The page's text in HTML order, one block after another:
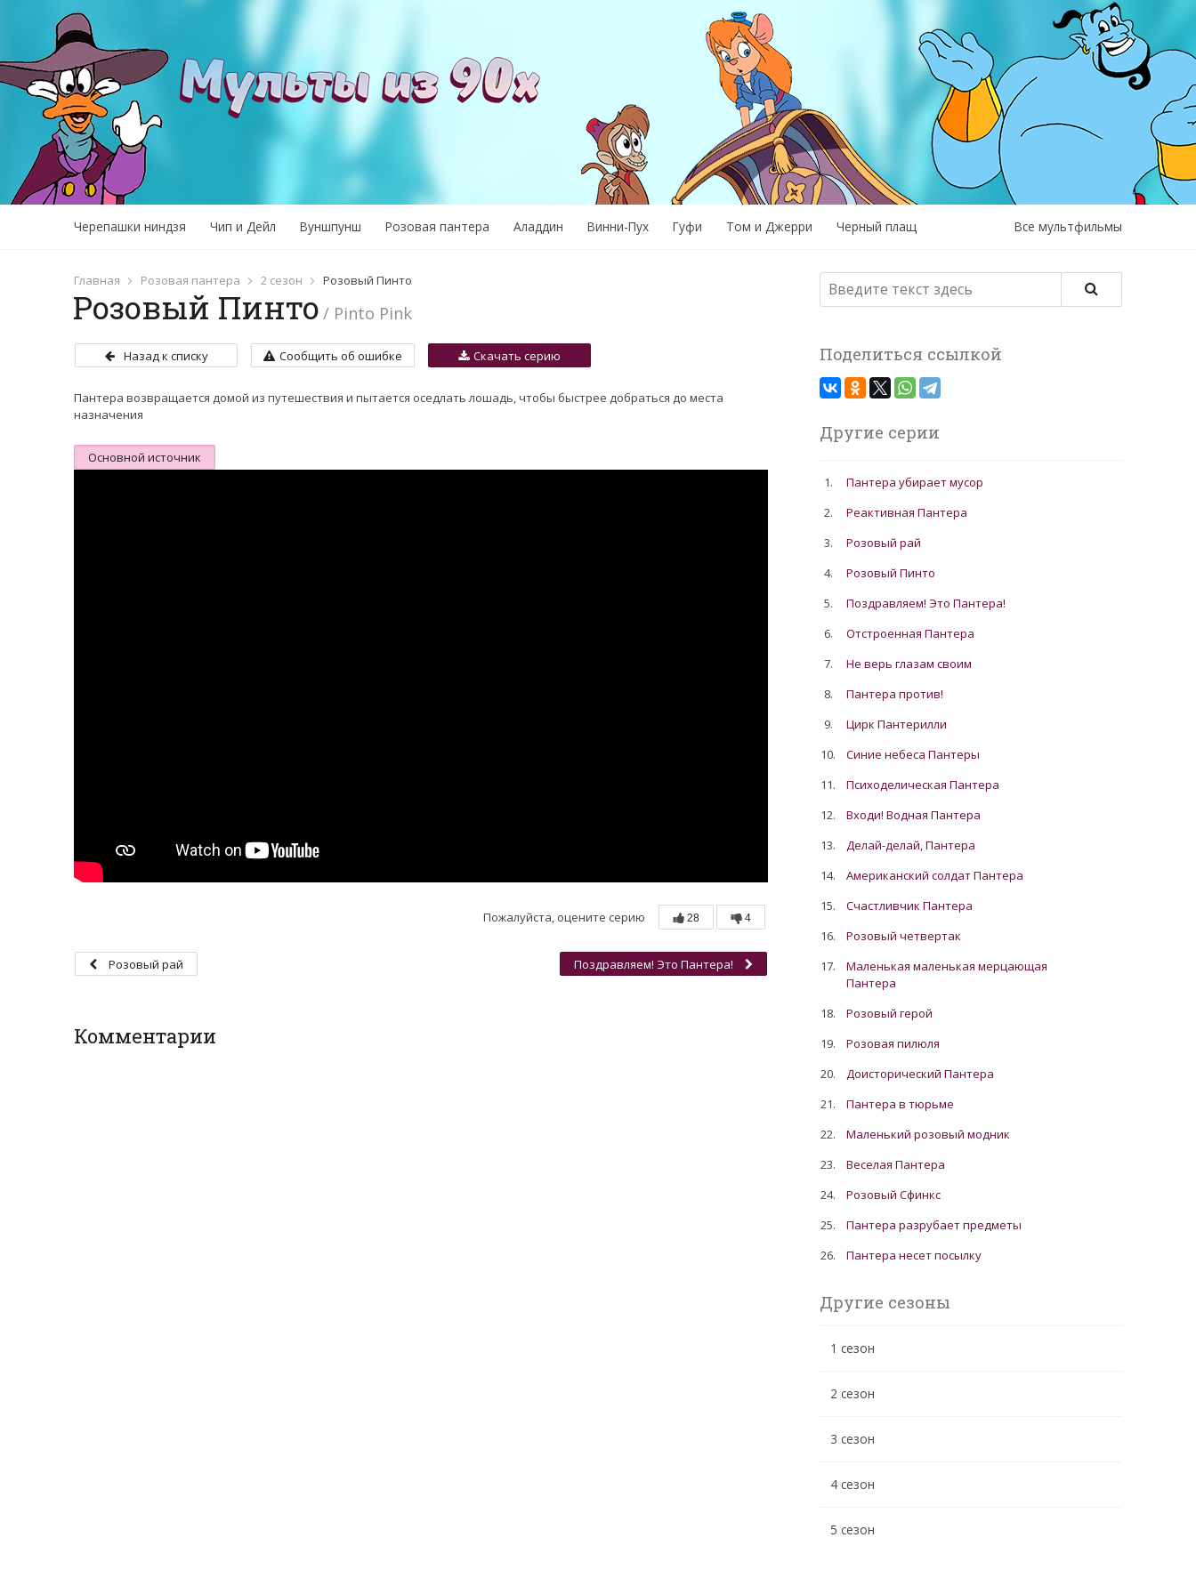
Черепашки ниндзя Чип и Дейл Вуншпунш Розовая пантера Аладдин Винни-Пух Гуфи Том и Джерри Черный плащ Все мультфильмы
Главная Розовая пантера 2 сезон Розовый Пинто
Розовый Пинто / Pinto Pink
Назад к списку Сообщить об ошибке Скачать серию
Пантера возвращается домой из путешествия и пытается оседлать лошадь, чтобы быстрее добраться до места
назначения
Основной источник
Пожалуйста, оцените серию 28 4
Розовый рай Поздравляем! Это Пантера!
Комментарии
Поделиться ссылкой
Другие серии
1.
Пантера убирает мусор
2.
Реактивная Пантера
3.
Розовый рай
4.
Розовый Пинто
5.
Поздравляем! Это Пантера!
6.
Отстроенная Пантера
7.
Не верь глазам своим
8.
Пантера против!
9.
Цирк Пантерилли
10.
Синие небеса Пантеры
11.
Психоделическая Пантера
12.
Входи! Водная Пантера
13.
Делай-делай, Пантера
14.
Американский солдат Пантера
15.
Счастливчик Пантера
16.
Розовый четвертак
17.
Маленькая маленькая мерцающая
Пантера
18.
Розовый герой
19.
Розовая пилюля
20.
Доисторический Пантера
21.
Пантера в тюрьме
22.
Маленький розовый модник
23.
Веселая Пантера
24.
Розовый Сфинкс
25.
Пантера разрубает предметы
26.
Пантера несет посылку
Другие сезоны
1 сезон
2 сезон
3 сезон
4 сезон
5 сезон